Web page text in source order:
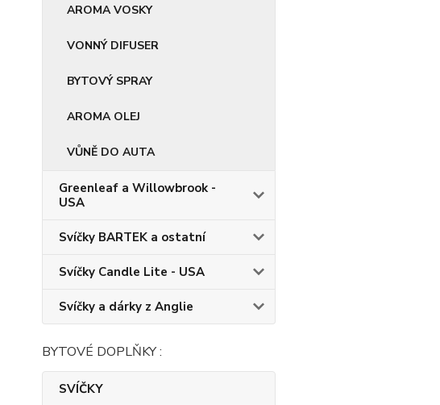
AROMA VOSKY
VONNÝ DIFUSER
BYTOVÝ SPRAY
AROMA OLEJ
VŮNĚ DO AUTA
Greenleaf a Willowbrook -
USA
Svíčky BARTEK a ostatní
Svíčky Candle Lite - USA
Svíčky a dárky z Anglie
BYTOVÉ DOPLŇKY :
SVÍČKY